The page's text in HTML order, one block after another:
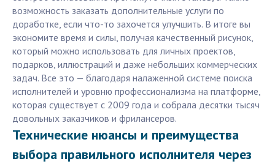
возможность заказать дополнительные услуги по
доработке, если что-то захочется улучшить. В итоге вы
экономите время и силы, получая качественный рисунок,
который можно использовать для личных проектов,
подарков, иллюстраций и даже небольших коммерческих
задач. Все это — благодаря налаженной системе поиска
исполнителей и уровню профессионализма на платформе,
которая существует с 2009 года и собрала десятки тысяч
довольных заказчиков и фрилансеров.
Технические нюансы и преимущества
выбора правильного исполнителя через